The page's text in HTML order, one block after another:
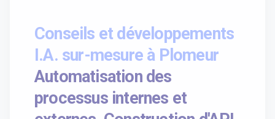
Conseils et développements
I.A. sur-mesure à Plomeur
Automatisation des
processus internes et